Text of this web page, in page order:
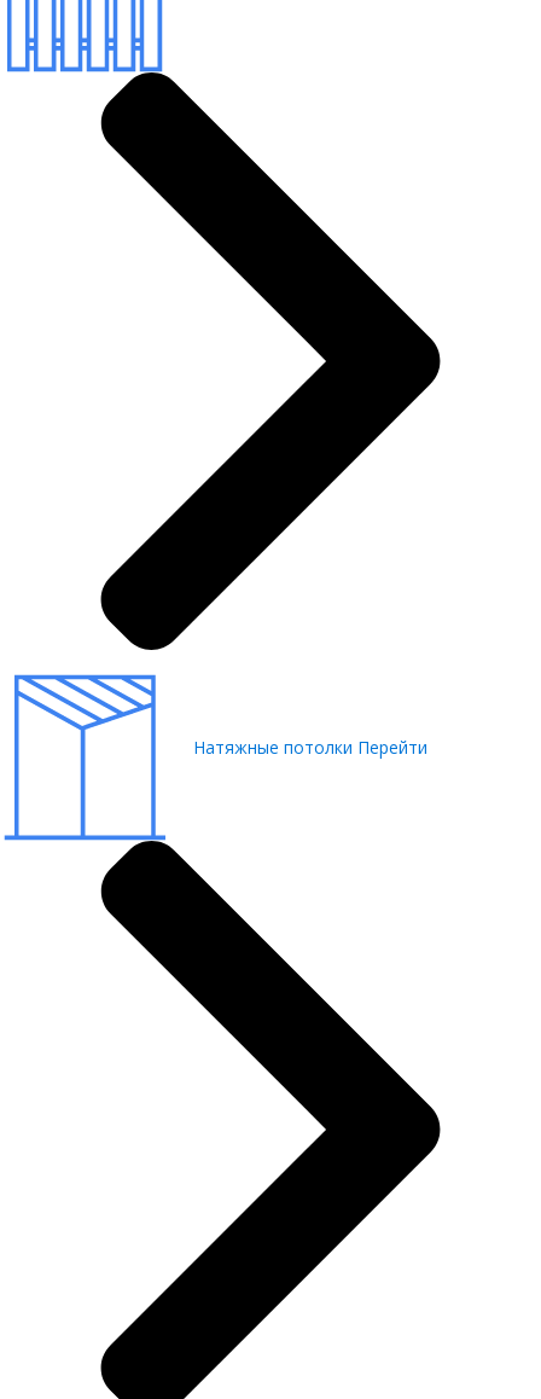
Натяжные потолки Перейти